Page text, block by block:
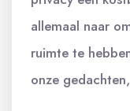
allemaal naar
ruimte te
onze